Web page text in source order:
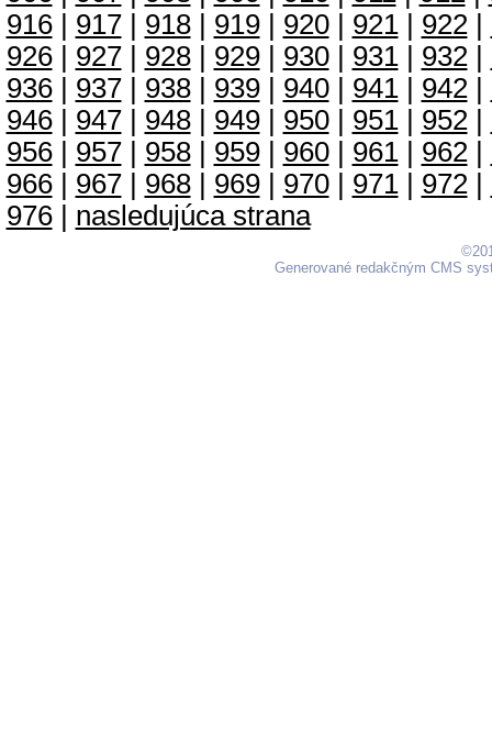
916| 917| 918| 919| 920| 921| 922|
926| 927| 928| 929| 930| 931| 932|
936| 937| 938| 939| 940| 941| 942|
946| 947| 948| 949| 950| 951| 952|
956| 957| 958| 959| 960| 961| 962|
966| 967| 968| 969| 970| 971| 972|
976| nasledujúca strana
Generované redakčným CMS